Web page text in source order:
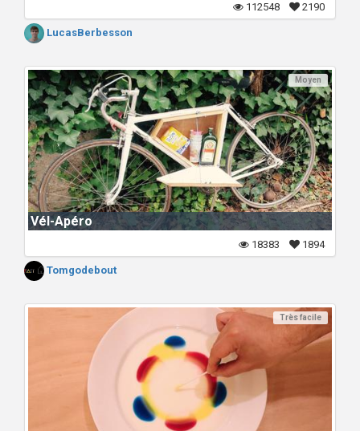
2190
112548
LucasBerbesson
Moyen
Vél-Apéro
1894
18383
Tomgodebout
Très facile